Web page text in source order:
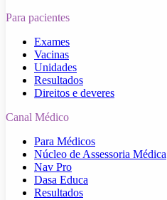
Para pacientes
Exames
Vacinas
Unidades
Resultados
Direitos e deveres
Canal Médico
Para Médicos
Núcleo de Assessoria Médica
Nav Pro
Dasa Educa
Resultados